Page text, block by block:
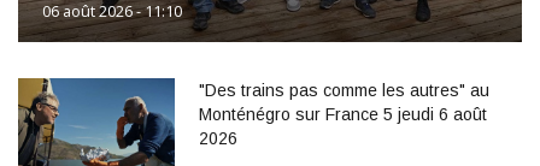
06 août 2026 - 11:10
"Des trains pas comme les autres" au
Monténégro sur France 5 jeudi 6 août
2026